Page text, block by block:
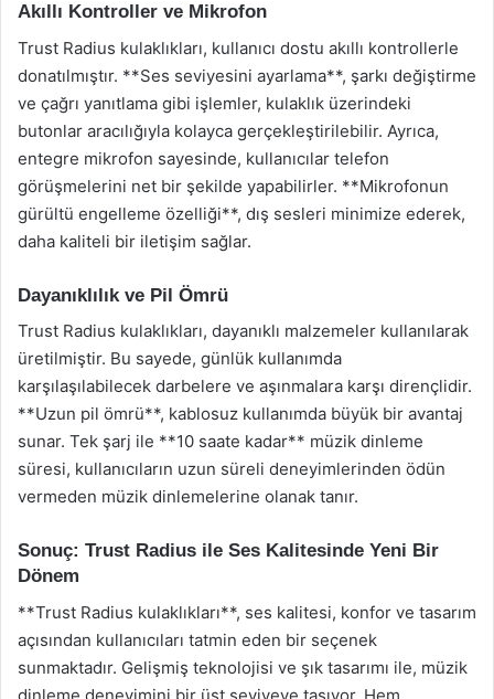
Akıllı Kontroller ve Mikrofon
Trust Radius kulaklıkları, kullanıcı dostu akıllı kontrollerle
donatılmıştır. **Ses seviyesini ayarlama**, şarkı değiştirme
ve çağrı yanıtlama gibi işlemler, kulaklık üzerindeki
butonlar aracılığıyla kolayca gerçekleştirilebilir. Ayrıca,
entegre mikrofon sayesinde, kullanıcılar telefon
görüşmelerini net bir şekilde yapabilirler. **Mikrofonun
gürültü engelleme özelliği**, dış sesleri minimize ederek,
daha kaliteli bir iletişim sağlar.
Dayanıklılık ve Pil Ömrü
Trust Radius kulaklıkları, dayanıklı malzemeler kullanılarak
üretilmiştir. Bu sayede, günlük kullanımda
karşılaşılabilecek darbelere ve aşınmalara karşı dirençlidir.
**Uzun pil ömrü**, kablosuz kullanımda büyük bir avantaj
sunar. Tek şarj ile **10 saate kadar** müzik dinleme
süresi, kullanıcıların uzun süreli deneyimlerinden ödün
vermeden müzik dinlemelerine olanak tanır.
Sonuç: Trust Radius ile Ses Kalitesinde Yeni Bir
Dönem
**Trust Radius kulaklıkları**, ses kalitesi, konfor ve tasarım
açısından kullanıcıları tatmin eden bir seçenek
sunmaktadır. Gelişmiş teknolojisi ve şık tasarımı ile, müzik
dinleme deneyimini bir üst seviyeye taşıyor. Hem